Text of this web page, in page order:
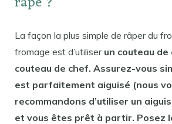
La façon la plus simple de râper du
fromage est d’utiliser un couteau de
couteau de chef. Assurez-vous
est parfaitement aiguisé (nous
recommandons d’utiliser un
et vous êtes prêt à partir. Posez